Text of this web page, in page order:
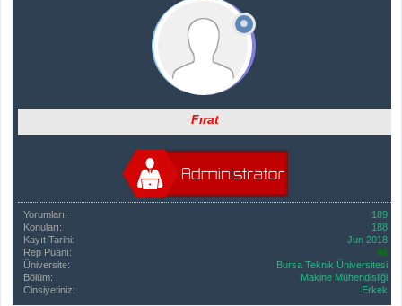
Fırat
Yorumları:
189
Konuları:
188
Kayıt Tarihi:
Jun 2018
Rep Puanı:
46
Üniversite:
Bursa Teknik Üniversitesi
Bölüm:
Makine Mühendisliği
Cinsiyetiniz:
Erkek